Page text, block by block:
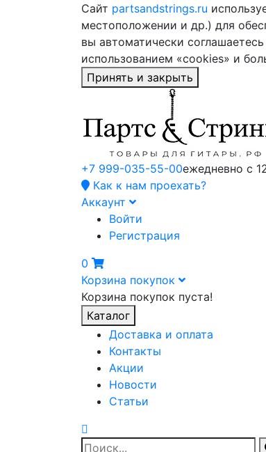
Сайт partsandstrings.ru
местоположении и др.) для
вы автоматически
использованием «cookies» и
Принять и закрыть
+7 999-035-55-00ежедневно с
Как к нам проехать?
Аккаунт
Войти
Регистрация
0
Корзина покупок
Корзина покупок пуста!
Каталог
Доставка и оплата
Контакты
Акции
Новости
Статьи